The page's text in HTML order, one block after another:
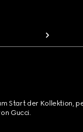
Start der Kollektion,
Gucci.